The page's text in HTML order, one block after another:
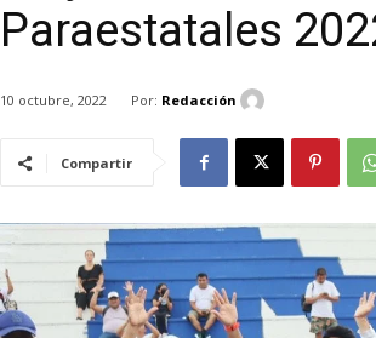
Paraestatales
10 octubre, 2022 Por: Redacción
Compartir